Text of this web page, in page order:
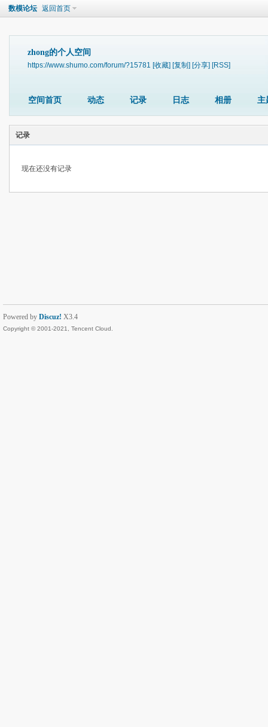
数模论坛 返回首页
zhong的个人空间
https://www.shumo.com/forum/?15781 [收藏] [复制] [分享] [RSS]
空间首页 动态 记录 日志 相册 主
记录
现在还没有记录
Powered by Discuz! X3.4
Copyright © 2001-2021, Tencent Cloud.